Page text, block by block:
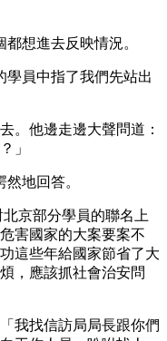
想進去反映情況。
學員中指了我們先站出
。他邊走邊大聲問道：
」
地回答。
京部分學員的聯名上
害國家的大案要案不
這些年給國家節省了大
，應該抓社會治安問
我找信訪局局長跟你們